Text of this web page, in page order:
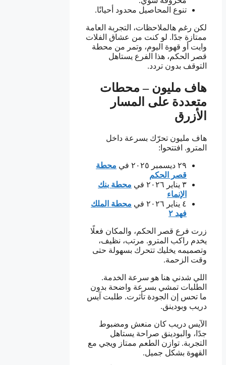
تنوع المحاصيل محدود أحيانًا.
لكن رغم هالملاحظات، التجربة العامة
ممتازة جدًا. لو كنت من عشاق الفلات
وايت أو قهوة اليوم، وتمر من محطة
قصر الحكم، هذا الفرع يستاهل
التوقف بدون تردد.
هاف مليون – محطات
متعددة على المسار
الأزرق
هاف مليون تحرّك بسرعة داخل
المترو. افتتحوا:
٢٩ ديسمبر ٢٠٢٥ في
محطة
قصر الحكم
٣ يناير ٢٠٢٦ في
محطة بنك
الإنماء
٤ يناير ٢٠٢٦ في
محطة الملك
فهد ٢
زرت فرع قصر الحكم، والمكان فعلًا
يخدم راكب المترو. مرتب، نظيف،
وتصميمه يخليك تتحرك بسهولة حتى
وقت الزحمة.
اللي شدني هنا هو سرعة الخدمة.
الطلبات تمشي بسرعة واضحة بدون
ما تحس إن الجودة تأثرت. طلبت آيس
دريب وبودينق.
الآيس دريب كان منعش ومضبوط
جدًا، والبودينق صراحة يستاهل
التجربة. توازن الطعم ممتاز ويجي مع
القهوة بشكل جميل.